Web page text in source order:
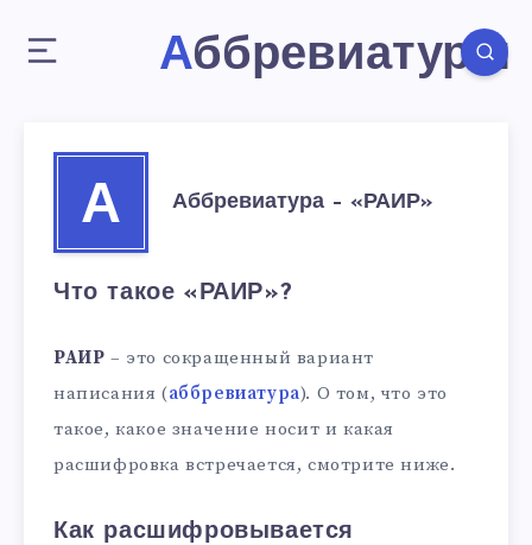
Аббревиатуры
А Аббревиатура – «РАИР»
Что такое «РАИР»?
РАИР – это сокращенный вариант
написания (аббревиатура). О том, что это
такое, какое значение носит и какая
расшифровка встречается, смотрите ниже.
Как расшифровывается